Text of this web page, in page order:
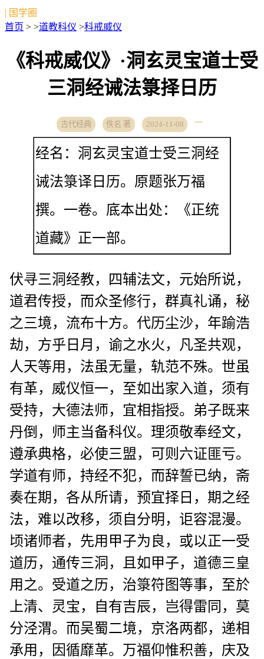
| 国学圈
首页 > >道教科仪 >科戒威仪
《科戒威仪》·洞玄灵宝道士受
三洞经诫法箓择日历
古代经典 佚名 著 2024-11-08
经名：洞玄灵宝道士受三洞经
诫法箓译日历。原题张万福
撰。一卷。底本出处：《正统
道藏》正一部。
伏寻三洞经教，四辅法文，元始所说，
道君传授，而众圣修行，群真礼诵，秘
之三境，流布十方。代历尘沙，年踰浩
劫，方乎日月，谕之水火，凡圣共观，
人天等用，法虽无量，轨范不殊。世虽
有革，威仪恒一，至如出家入道，须有
受持，大德法师，宜相指授。弟子既来
丹倒，师主当备科仪。理须敬奉经文，
遵承典格，必使三盟，可则六证匪亏。
学道有师，持经不犯，而辞誓已纳，斋
奏在期，各从所请，预宜择日，期之经
法，难以改移，须自分明，讵容混漫。
顷诸师者，先用甲子为良，或以正一受
道历，通传三洞，且如甲子，道德三皇
用之。受道之历，治箓符图等事，至於
上清、灵宝，自有吉辰，岂得雷同，莫
分泾渭。而吴蜀二境，京洛两都，递相
承用，因循靡革。万福仰惟积善，庆及